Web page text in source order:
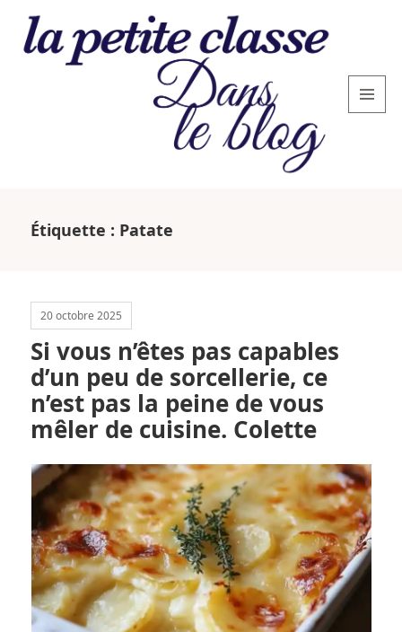
petite
classe
Étiquette : Patate
20 octobre 2025
Si vous n’êtes pas capables
d’un peu de sorcellerie, ce
n’est pas la peine de vous
mêler de cuisine. Colette